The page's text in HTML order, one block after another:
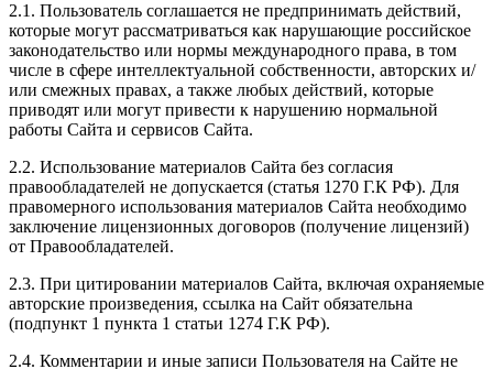
2.1. Пользователь соглашается не предпринимать действий,
которые могут рассматриваться как нарушающие российское
законодательство или нормы международного права, в том
числе в сфере интеллектуальной собственности, авторских и/
или смежных правах, а также любых действий, которые
приводят или могут привести к нарушению нормальной
работы Сайта и сервисов Сайта.
2.2. Использование материалов Сайта без согласия
правообладателей не допускается (статья 1270 Г.К РФ). Для
правомерного использования материалов Сайта необходимо
заключение лицензионных договоров (получение лицензий)
от Правообладателей.
2.3. При цитировании материалов Сайта, включая охраняемые
авторские произведения, ссылка на Сайт обязательна
(подпункт 1 пункта 1 статьи 1274 Г.К РФ).
2.4. Комментарии и иные записи Пользователя на Сайте не